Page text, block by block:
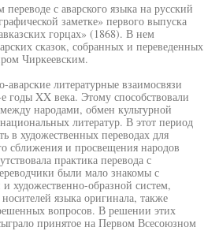
с аварского языка на русский
заметке» первого выпуска
горцах» (1868). В нем
сказок, собранных и переведенных
Чиркеевским.
аварские литературные взаимосвязи
годы XX века. Этому способствовали
народами, обмен культурной
литератур. В этот период
в художественных переводах для
сближения и просвещения народов
практика перевода с
были мало знакомы с
художественно-образной систем,
языка оригинала, также
вопросов. В решении этих
принятое на Первом Всесоюзном